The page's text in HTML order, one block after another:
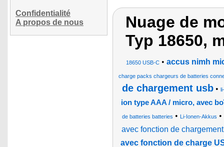
Confidentialité
A propos de nous
Nuage de
Typ 18650,
18650 USB-C • accus nimh
charge packs chargeurs de batteries
de chargement usb•
ion type AAA / micro, avec
de batteries batteries • Li-Ionen-Akkus •
avec fonction de
avec fonction de charge